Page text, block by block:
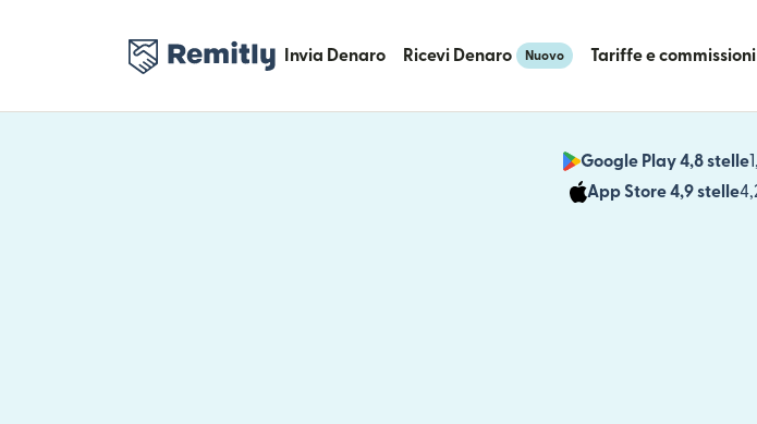
Invia Denaro Ricevi Denaro Nuovo Tariffe e commissioni
Google Play 4,8 stelle
App Store 4,9 stelle